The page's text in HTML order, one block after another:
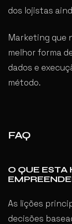
dos lojistas
Marketing que
melhor forma
dados e
método.
FAQ
O QUE ESTA
As lições
decisões